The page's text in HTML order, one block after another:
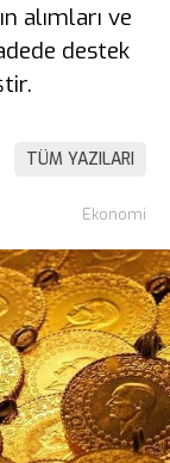
alımları ve
destek
TÜM YAZILARI
Ekonomi